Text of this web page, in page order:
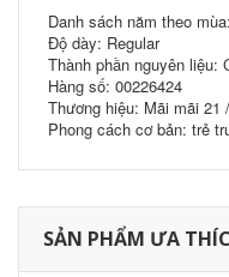
Danh sách năm theo
Độ dày: Regular
Thành phần nguyên liệu:
Hàng số: 00226424
Thương hiệu: Mãi mãi 21
Phong cách cơ bản: trẻ
SẢN PHẨM ƯA